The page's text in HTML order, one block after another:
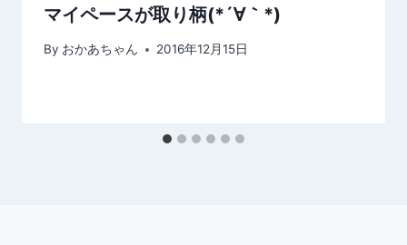
マイペースが取り柄(*´∀｀*)
By おかあちゃん 2016年12月15日